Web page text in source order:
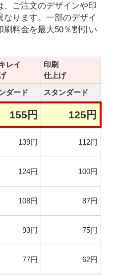
、ご注文のデザインや印
ります。一部のデザイ
刷料金を最大50％割引い
レイ
印刷
仕上げ
ダード スタンダード
155円 125円
139円 112円
124円 100円
108円 87円
93円 75円
77円 62円